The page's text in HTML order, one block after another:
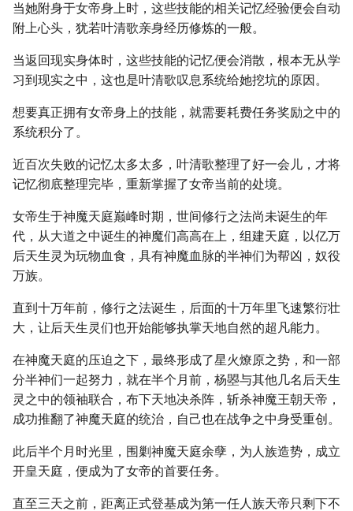
当她附身于女帝身上时，这些技能的相关记忆经验便会自动
附上心头，犹若叶清歌亲身经历修炼的一般。
当返回现实身体时，这些技能的记忆便会消散，根本无从学
习到现实之中，这也是叶清歌叹息系统给她挖坑的原因。
想要真正拥有女帝身上的技能，就需要耗费任务奖励之中的
系统积分了。
近百次失败的记忆太多太多，叶清歌整理了好一会儿，才将
记忆彻底整理完毕，重新掌握了女帝当前的处境。
女帝生于神魔天庭巅峰时期，世间修行之法尚未诞生的年
代，从大道之中诞生的神魔们高高在上，组建天庭，以亿万
后天生灵为玩物血食，具有神魔血脉的半神们为帮凶，奴役
万族。
直到十万年前，修行之法诞生，后面的十万年里飞速繁衍壮
大，让后天生灵们也开始能够执掌天地自然的超凡能力。
在神魔天庭的压迫之下，最终形成了星火燎原之势，和一部
分半神们一起努力，就在半个月前，杨曌与其他几名后天生
灵之中的领袖联合，布下天地决杀阵，斩杀神魔王朝天帝，
成功推翻了神魔天庭的统治，自己也在战争之中身受重创。
此后半个月时光里，围剿神魔天庭余孽，为人族造势，成立
开皇天庭，便成为了女帝的首要任务。
直至三天之前，距离正式登基成为第一任人族天帝只剩下不